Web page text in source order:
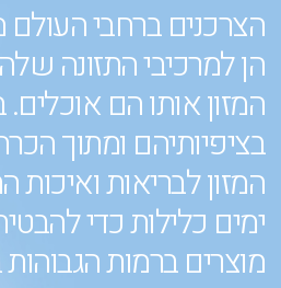
הצרכנים ברחבי העולם
הן למרכיבי התזונה
המזון אותו הם
בציפיותיהם ומתוך
המזון לבריאות ואיכות
ימים כלילות כדי
מוצרים ברמות הגבוהות